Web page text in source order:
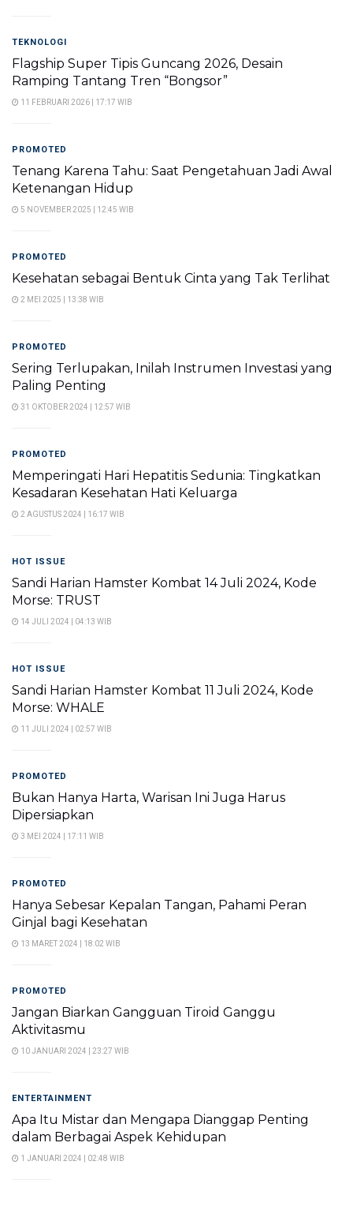
TEKNOLOGI
Flagship Super Tipis Guncang 2026, Desain
Ramping Tantang Tren “Bongsor”
11 FEBRUARI 2026 | 17:17 WIB
PROMOTED
Tenang Karena Tahu: Saat Pengetahuan Jadi Awal
Ketenangan Hidup
5 NOVEMBER 2025 | 12:45 WIB
PROMOTED
Kesehatan sebagai Bentuk Cinta yang Tak Terlihat
2 MEI 2025 | 13:38 WIB
PROMOTED
Sering Terlupakan, Inilah Instrumen Investasi yang
Paling Penting
31 OKTOBER 2024 | 12:57 WIB
PROMOTED
Memperingati Hari Hepatitis Sedunia: Tingkatkan
Kesadaran Kesehatan Hati Keluarga
2 AGUSTUS 2024 | 16:17 WIB
HOT ISSUE
Sandi Harian Hamster Kombat 14 Juli 2024, Kode
Morse: TRUST
14 JULI 2024 | 04:13 WIB
HOT ISSUE
Sandi Harian Hamster Kombat 11 Juli 2024, Kode
Morse: WHALE
11 JULI 2024 | 02:57 WIB
PROMOTED
Bukan Hanya Harta, Warisan Ini Juga Harus
Dipersiapkan
3 MEI 2024 | 17:11 WIB
PROMOTED
Hanya Sebesar Kepalan Tangan, Pahami Peran
Ginjal bagi Kesehatan
13 MARET 2024 | 18:02 WIB
PROMOTED
Jangan Biarkan Gangguan Tiroid Ganggu
Aktivitasmu
10 JANUARI 2024 | 23:27 WIB
ENTERTAINMENT
Apa Itu Mistar dan Mengapa Dianggap Penting
dalam Berbagai Aspek Kehidupan
1 JANUARI 2024 | 02:48 WIB